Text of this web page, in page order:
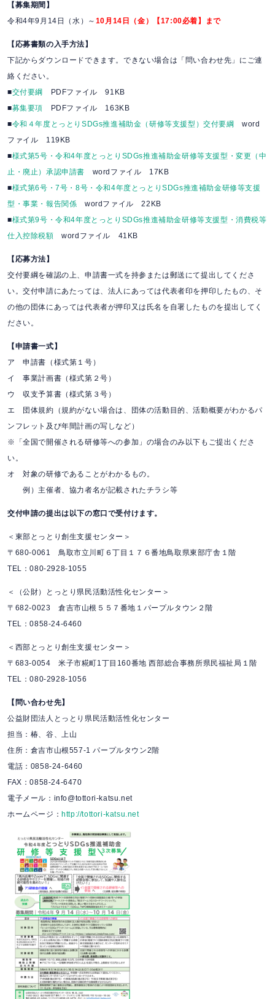
【募集期間】
令和4年9月14日（水）～ 10月14日（金）【17:00必着】まで
【応募書類の入手方法】
下記からダウンロードできます。できない場合は「問い合わせ先」にご連
絡ください。
■交付要綱
PDFファイル 91KB
■募集要項 PDFファイル 163KB
■令和４年度とっとりSDGs推進補助金（研修等支援型）交付要綱
word
ファイル 119KB
■様式第5号・令和4年度とっとりSDGs推進補助金研修等支援型・変更（中
止・廃止）承認申請書 wordファイル 17KB
■様式第6号・7号・8号・令和4年度とっとりSDGs推進補助金研修等支援
型・事業・報告関係 wordファイル 22KB
■様式第9号・令和4年度とっとりSDGs推進補助金研修等支援型・消費税等
仕入控除税額 wordファイル 41KB
【応募方法】
交付要綱を確認の上、申請書一式を持参または郵送にて提出してくださ
い。交付申請にあたっては、法人にあっては代表者印を押印したもの、そ
の他の団体にあっては代表者が押印又は氏名を自署したものを提出してく
ださい。
【申請書一式】
ア 申請書（様式第１号）
イ 事業計画書（様式第２号）
ウ 収支予算書（様式第３号）
エ 団体規約（規約がない場合は、団体の活動目的、活動概要がわかるパ
ンフレット及び年間計画の写しなど）
※「全国で開催される研修等への参加」の場合のみ以下もご提出くださ
い。
オ 対象の研修であることがわかるもの。
例）主催者、協力者名が記載されたチラシ等
交付申請の提出は以下の窓口で受付けます。
＜東部とっとり創生支援センター＞
〒680-0061 鳥取市立川町６丁目１７６番地鳥取県東部庁舎１階
TEL：080-2928-1055
＜（公財）とっとり県民活動活性化センター＞
〒682-0023 倉吉市山根５５７番地１パープルタウン２階
TEL：0858-24-6460
＜西部とっとり創生支援センター＞
〒683-0054 米子市糀町1丁目160番地 西部総合事務所県民福祉局１階
TEL：080-2928-1056
【問い合わせ先】
公益財団法人とっとり県民活動活性化センター
担当：椿、谷、上山
住所：倉吉市山根557-1 パープルタウン2階
電話：0858-24-6460
FAX：0858-24-6470
電子メール：info@tottori-katsu.net
ホームページ： http://tottori-katsu.net